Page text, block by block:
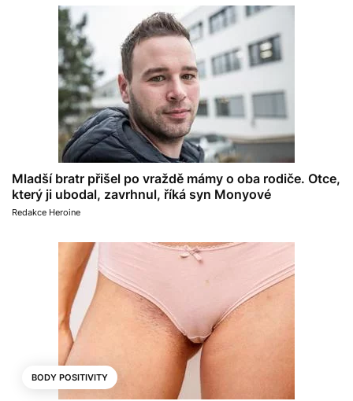
Mladší bratr přišel po vraždě mámy o oba rodiče. Otce,
který ji ubodal, zavrhnul, říká syn Monyové
Redakce Heroine
BODY POSITIVITY